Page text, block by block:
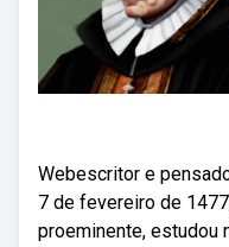
Webescritor e
7 de fevereiro de
proeminente, estudou